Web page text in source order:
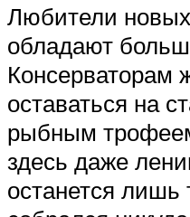
Любители
обладают
Консерваторам
оставаться на
рыбным
здесь даже
останется лишь